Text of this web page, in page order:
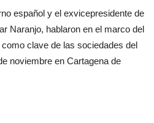
español y el exvicepresidente de
Naranjo, hablaron en el marco del
clave de las sociedades del
noviembre en Cartagena de